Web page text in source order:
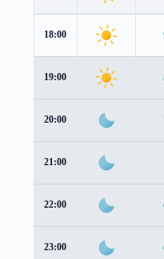
18:00
19:00
20:00
21:00
22:00
23:00